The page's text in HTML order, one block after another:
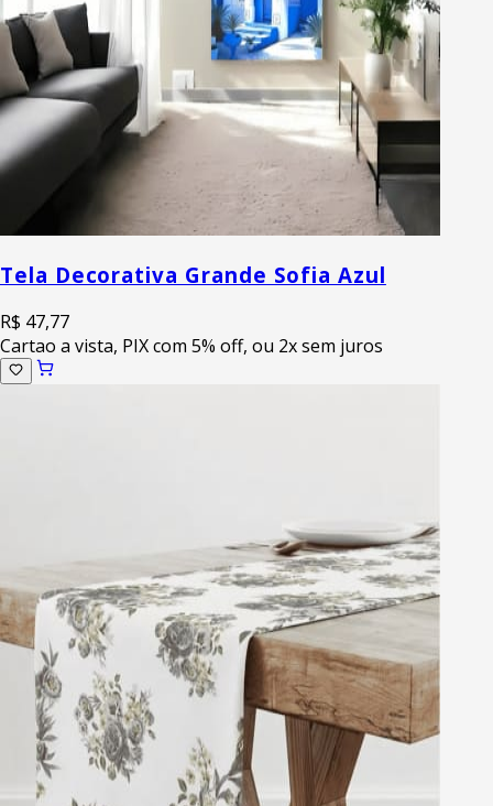
Tela Decorativa Grande Sofia Azul
R$ 47,77
Cartao a vista, PIX com 5% off, ou 2x sem juros